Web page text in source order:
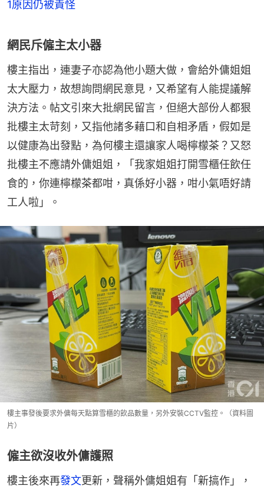
1原因仍被責怪
網民斥僱主太小器
樓主指出，連妻子亦認為他小題大做，會給外傭姐姐
太大壓力，故想詢問網民意見，又希望有人能提議解
決方法。帖文引來大批網民留言，但絕大部份人都狠
批樓主太苛刻，又指他諸多藉口和自相矛盾，假如是
以健康為出發點，為何樓主還讓家人喝檸檬茶？又怒
批樓主不應請外傭姐姐，「我家姐姐打開雪櫃任飲任
食的，你連檸檬茶都咁，真係好小器，咁小氣唔好請
工人啦」。
樓主事發後要求外傭每天點算雪櫃的飲品數量，另外安裝CCTV監控。（資料圖
片）
僱主欲沒收外傭護照
樓主後來再發文更新，聲稱外傭姐姐有「新搞作」，